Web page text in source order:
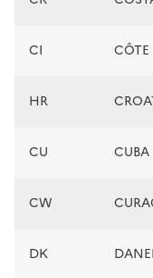
CI
HR
CU CUBA
CW
DK